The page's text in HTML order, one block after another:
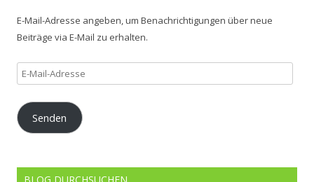
E-Mail-Adresse angeben, um Benachrichtigungen über neue
Beiträge via E-Mail zu erhalten.
E-
Mail-
Adresse
Senden
BLOG DURCHSUCHEN